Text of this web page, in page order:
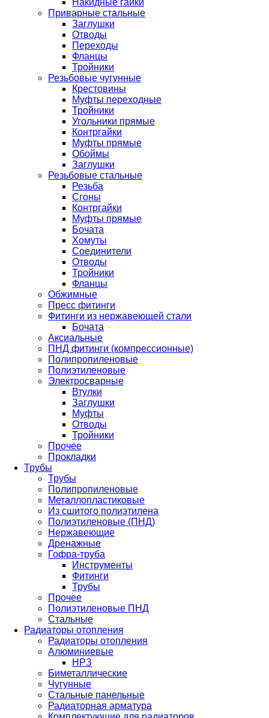
Накидные гайки
Приварные стальные
Заглушки
Отводы
Переходы
Фланцы
Тройники
Резьбовые чугунные
Крестовины
Муфты переходные
Тройники
Угольники прямые
Контргайки
Муфты прямые
Обоймы
Заглушки
Резьбовые стальные
Резьба
Сгоны
Контргайки
Муфты прямые
Бочата
Хомуты
Соединители
Отводы
Тройники
Фланцы
Обжимные
Пресс фитинги
Фитинги из нержавеющей стали
Бочата
Аксиальные
ПНД фитинги (компрессионные)
Полипропиленовые
Полиэтиленовые
Электросварные
Втулки
Заглушки
Муфты
Отводы
Тройники
Прочее
Прокладки
Трубы
Трубы
Полипропиленовые
Металлопластиковые
Из сшитого полиэтилена
Полиэтиленовые (ПНД)
Нержавеющие
Дренажные
Гофра-труба
Инструменты
Фитинги
Трубы
Прочее
Полиэтиленовые ПНД
Стальные
Радиаторы отопления
Радиаторы отопления
Алюминиевые
НРЗ
Биметаллические
Чугунные
Стальные панельные
Радиаторная арматура